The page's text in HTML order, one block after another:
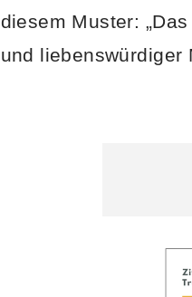
diesem Muster:
und liebenswürdiger